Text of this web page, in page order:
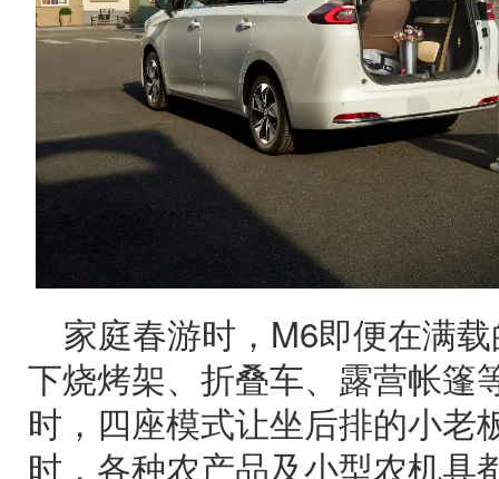
家庭春游时，M6即便在满
下烧烤架、折叠车、露营帐篷
时，四座模式让坐后排的小老
时，各种农产品及小型农机具